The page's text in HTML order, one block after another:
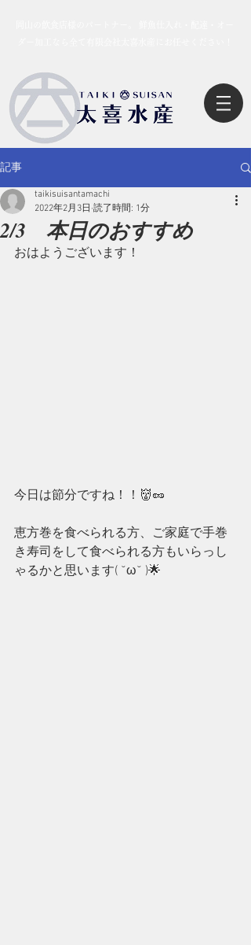
記事
2/3 本日のおすすめ
taikisuisantamachi
2022年2月3日 読了時間: 1分
おはようございます！
今日は節分ですね！！👹🥜
恵方巻を食べられる方、ご家庭で手巻
き寿司をして食べられる方もいらっし
ゃるかと思います( ˘ω˘ )🌟